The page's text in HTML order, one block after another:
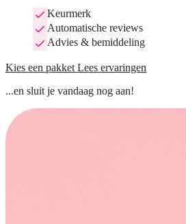
Keurmerk
Automatische reviews
Advies & bemiddeling
Kies een pakket Lees ervaringen
...en sluit je vandaag nog aan!